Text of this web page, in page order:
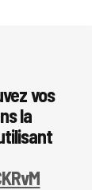
vos
la